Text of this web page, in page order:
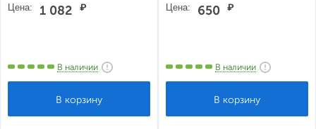
Цена: 1 082 ₽
В наличии
Цена: 650 ₽
В наличии